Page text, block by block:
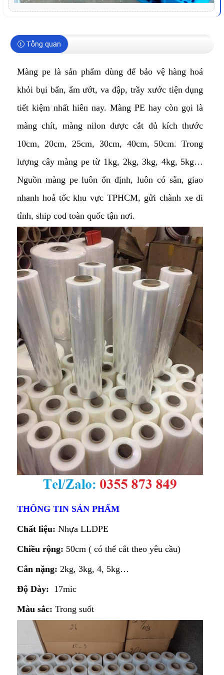
Tổng quan
Màng pe là sản phẩm dùng để bảo vệ hàng hoá
khỏi bụi bẩn, ẩm ướt, va đập, trầy xước tiện dụng
tiết kiệm nhất hiên nay. Màng PE hay còn gọi là
màng chít, màng nilon được cắt đủ kích thước
10cm, 20cm, 25cm, 30cm, 40cm, 50cm. Trong
lượng cây màng pe từ 1kg, 2kg, 3kg, 4kg, 5kg…
Nguồn màng pe luôn ổn định, luôn có sẵn, giao
nhanh hoả tốc khu vực TPHCM, gửi chành xe đi
tỉnh, ship cod toàn quốc tận nơi.
THÔNG TIN SẢN PHẨM
Chất liệu: Nhựa LLDPE
Chiều rộng: 50cm ( có thể cắt theo yêu cầu)
Cân nặng: 2kg, 3kg, 4, 5kg…
Độ Dày: 17mic
Màu sắc: Trong suốt